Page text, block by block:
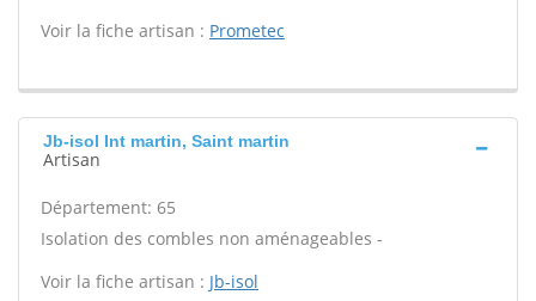
Voir la fiche artisan : Prometec
Jb-isol Int martin, Saint martin
Artisan
Département: 65
Isolation des combles non aménageables -
Voir la fiche artisan : Jb-isol